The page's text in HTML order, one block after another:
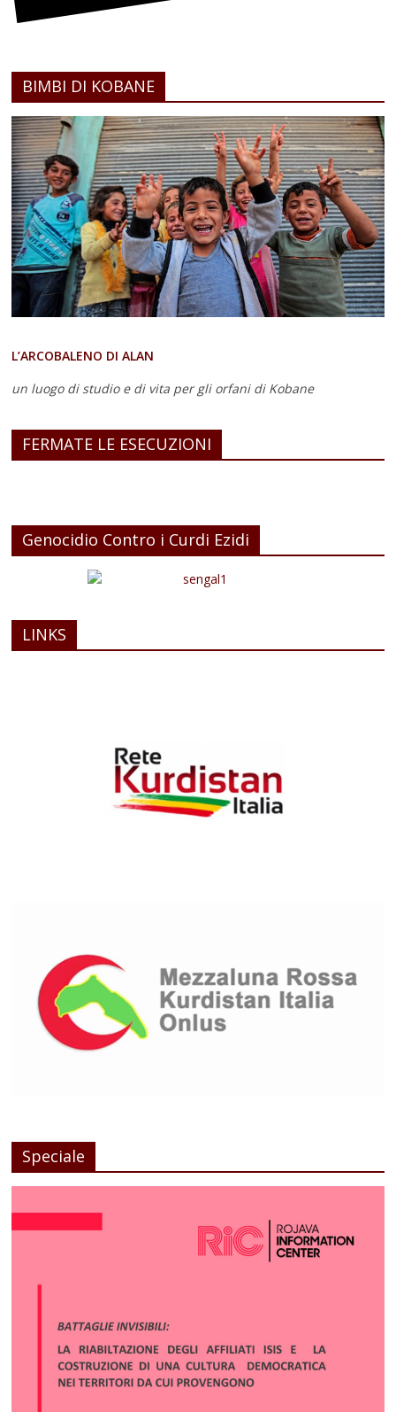
BIMBI DI KOBANE
L’ARCOBALENO DI ALAN
un luogo di studio e di vita per gli orfani di Kobane
FERMATE LE ESECUZIONI
Genocidio Contro i Curdi Ezidi
LINKS
Speciale